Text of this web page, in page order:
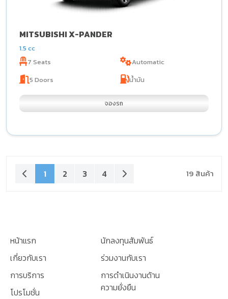
MITSUBISHI X-PANDER
1.5 cc
7 Seats
5 Doors
Automatic
น้ำมัน
จองรถ
1 2 3 4 19 สินค้า
หน้าแรก
เกี่ยวกับเรา
การบริการ
โปรโมชั่น
นักลงทุนสัมพันธ์
ร่วมงานกับเรา
การดำเนินงานด้าน
ความยั่งยืน